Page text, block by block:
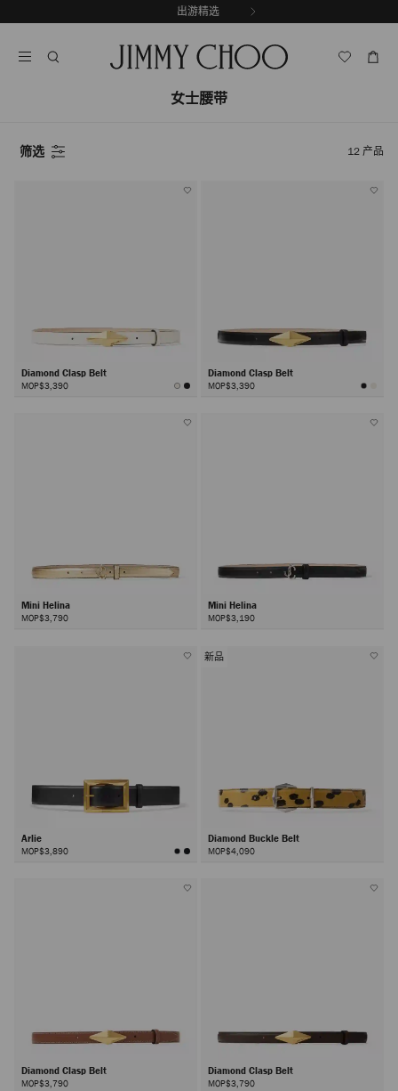
至
探索新品
出游精选
女士腰带
筛选 12 产品
Diamond Clasp Belt
MOP$3,390
Diamond Clasp Belt
MOP$3,390
Mini Helina
MOP$3,790
Mini Helina
MOP$3,190
Arlie
MOP$3,890
新品
Diamond Buckle Belt
MOP$4,090
Diamond Clasp Belt
MOP$3,790
Diamond Clasp Belt
MOP$3,790